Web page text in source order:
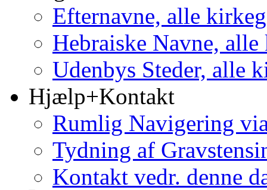
Efternavne, alle
Hebraiske Navne,
Udenbys Steder, alle
Hjælp+Kontakt
Rumlig Navigering
Tydning af
Kontakt vedr. denne